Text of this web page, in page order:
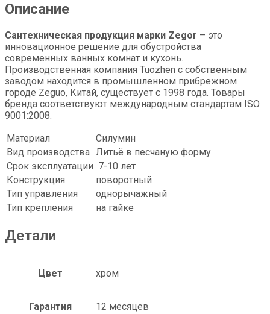
Описание
Сантехническая продукция марки Zegor – это
инновационное решение для обустройства
современных ванных комнат и кухонь.
Производственная компания Tuozhen с собственным
заводом находится в промышленном прибрежном
городе Zeguo, Китай, существует с 1998 года. Товары
бренда соответствуют международным стандартам ISO
9001:2008.
Материал
Силумин
Вид производства Литьё в песчаную форму
Срок эксплуатации 7-10 лет
Конструкция
поворотный
Тип управления
однорычажный
Тип крепления
на гайке
Детали
Цвет хром
Гарантия 12 месяцев